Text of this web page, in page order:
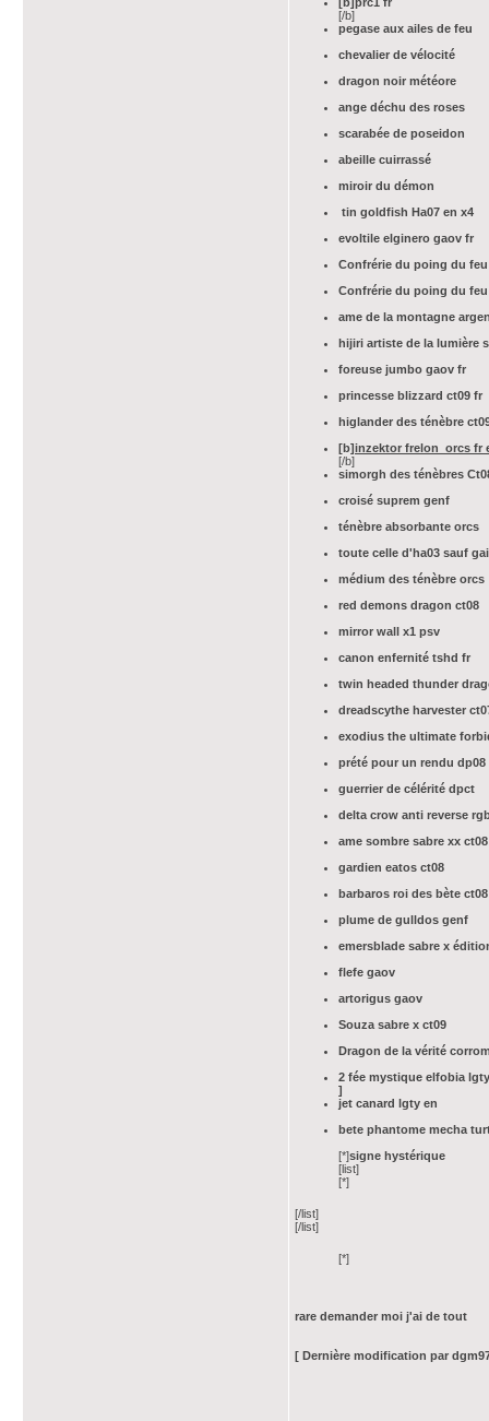
[/b]
pegase aux ailes de feu
chevalier de vélocité
dragon noir météore
ange déchu des roses
scarabée de poseidon
abeille cuirrassé
miroir du démon
tin goldfish Ha07 en x4
evoltile elginero gaov fr
Confrérie du poing du
Confrérie du poing du
ame de la montagne
hijiri artiste de la lumière
foreuse jumbo gaov fr
princesse blizzard ct09 fr
higlander des ténèbre
[b]inzektor frelon orcs fr
[/b]
simorgh des ténèbres
croisé suprem genf
ténèbre absorbante orcs
toute celle d'ha03 sauf
médium des ténèbre orcs
red demons dragon ct08
mirror wall x1 psv
canon enfernité tshd fr
twin headed thunder
dreadscythe harvester
exodius the ultimate
prété pour un rendu dp08
guerrier de célérité dpct
delta crow anti reverse
ame sombre sabre xx ct08
gardien eatos ct08
barbaros roi des bète ct08
plume de gulldos genf
emersblade sabre x
flefe gaov
artorigus gaov
Souza sabre x ct09
Dragon de la vérité
2 fée mystique elfobia
]
jet canard lgty en
bete phantome mecha
[*]signe hystérique
[list]
[*]
[/list]
[/list]
[*]
rare demander moi j'ai de tout
[ Dernière modification par